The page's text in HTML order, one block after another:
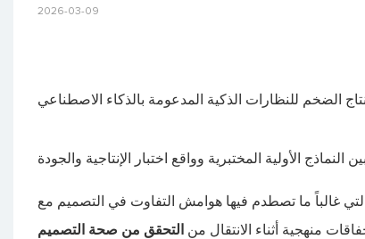
2026-03-09
الضخم للنظارات الذكية المدعومة بالذكاء الاصطناعي
النماذج الأولية المختبرية وواقع اختبار الإنتاجية والجودة
التي غالباً ما تصطدم فيها هوامش التفاوت في التصميم مع
منهجية أثناء الانتقال من